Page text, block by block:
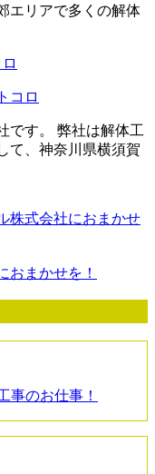
エリアで多くの解体
コロ
です。 弊社は解体工
て、神奈川県横須賀
株式会社におまかせ
おまかせを！
事のお仕事！